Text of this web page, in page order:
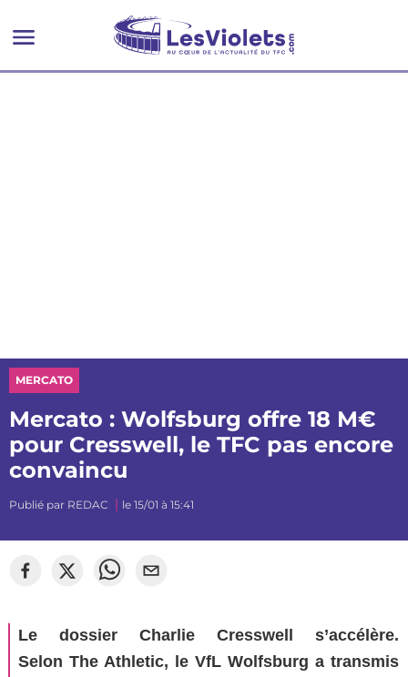
MERCATO
Mercato : Wolfsburg offre 18 M€
pour Cresswell, le TFC pas encore
convaincu
Publié par REDAC le 15/01 à 15:41
Le dossier Charlie Cresswell s’accélère.
Selon The Athletic, le VfL Wolfsburg a transmis